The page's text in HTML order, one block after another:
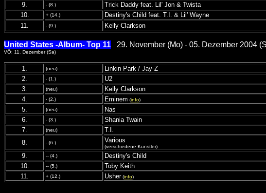
9.
- (8.) Trick Daddy feat. Lil' Jon & Twista
10.
+ (14.) Destiny's Child feat. T.I. & Lil' Wayne
11.
- (9.) Kelly Clarkson
United States -Album- Top 11 29. November (Mo) - 05. Dezember 2004
VÖ: 11. Dezember (Sa)
1. (neu) Linkin Park / Jay-Z
2.
- (1.) U2
3.
(neu) Kelly Clarkson
4.
- (2.) Eminem (info)
5.
(neu) Nas
6.
- (3.) Shania Twain
7.
(neu) T.I.
8.
- (6.) Various
(verschiedene Künstler)
9.
-- (4.) Destiny's Child
10.
-- (5.) Toby Keith
11.
+ (12.) Usher(info)